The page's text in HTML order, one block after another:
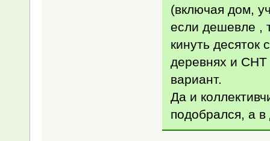
(включая дом,
если дешевле ,
кинуть десяток
деревнях и
вариант.
Да и
подобрался, а в